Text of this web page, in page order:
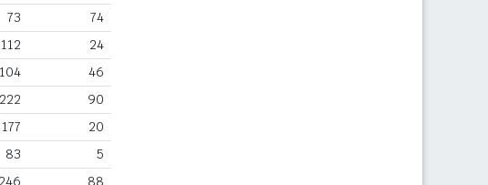
73 74
112 24
104 46
222 90
177 20
83 5
246 88